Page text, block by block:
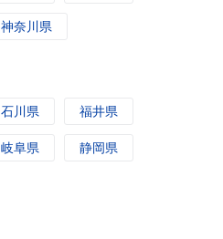
神奈川県
石川県 福井県
岐阜県 静岡県